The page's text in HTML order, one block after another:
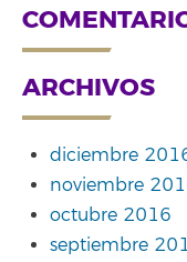
ARCHIVOS
diciembre
noviembre
octubre 2016
septiembre